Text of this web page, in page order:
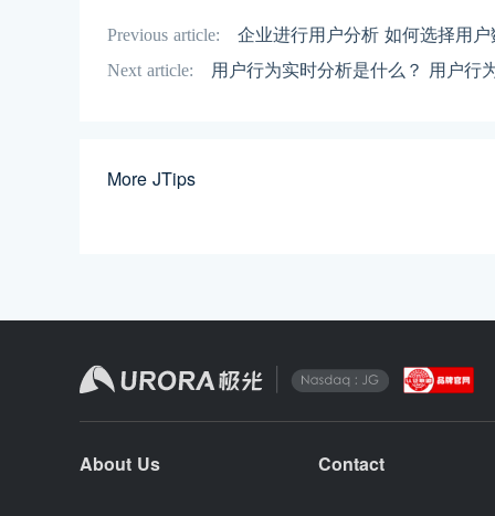
Previous article:
企业进行用户分析 如何选择用
Next article:
用户行为实时分析是什么？ 用户行
More JTips
About Us Contact